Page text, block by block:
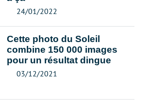
24/01/2022
Cette photo du Soleil
combine 150 000 images
pour un résultat dingue
03/12/2021